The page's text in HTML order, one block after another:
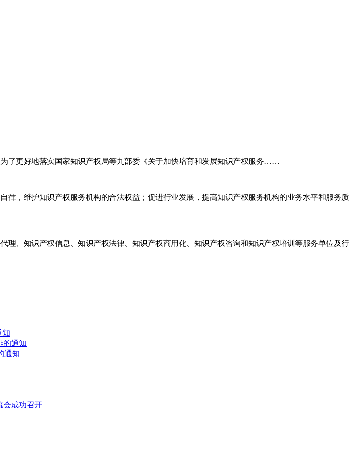
了更好地落实国家知识产权局等九部委《关于加快培育和发展知识产权服务……
律，维护知识产权服务机构的合法权益；促进行业发展，提高知识产权服务机构的业务水平和服务质
理、知识产权信息、知识产权法律、知识产权商用化、知识产权咨询和知识产权培训等服务单位及行
知
的通知
通知
会成功召开